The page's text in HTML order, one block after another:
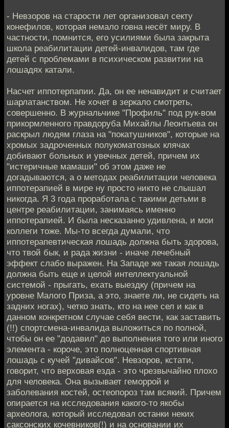
- Невзоров на старости лет организовал секту
конефилов, которая немало говна несёт миру. В
частности, помнится, его усилиями была закрыта
школа реабилитации детей-инвалидов, там где
детей с проблемами в психическом развитии на
лошадях катали.
Насчет иппотерпапии. Да, он ее ненавидит и считает
шарлатанством. Не хочет в зеркало смотреть,
совершенно. В журнальчике "Профиль" под рук-вом
прикормленного правдоруба Михайлы Леонтьева он
раскрыл людям глаза на "покатушников", которые на
хромых задроченных полукоматозных клячах
добивают больных и увечных детей, причем их
"истеричные мамаши" об этом даже не
догадываются, а о методах реабилитации человека
иппотерапией в мире ну просто никто не слышал
никогда. Я 3 года проработала с такими детьми в
центре реабилитации, занимаясь именно
иппотерапией. И была несказанно удивлена, и мои
коллеги тоже. Мы-то всегда думали, что
иппотерапевтическая лошадь должна быть здорова,
что твой бык, и рада жизни - иначе лечебный
эффект слабо выражен. На Западе же такая лошадь
должна быть еще и целой интеллектуальной
системой - прыгать, ехать выездку (причем на
уровне Малого Приза, а это, знаете ли, не сидеть на
задних ногах), четко знать, кто на нее сел и как в
данном конкретном случае себя вести, как заставить
(!!) спортсмена-инвалида выложиться по полной,
чтобы он ее "додавил" до выполнения того или иного
элемента - короче, это полноценная спортивная
лошадь с кучей "дивайсов". Невзоров, кстати,
говорит, что верховая езда - это чрезвычайно плохо
для человека. Она вызывает геморрой и
заболевания костей, остеопороз там всякий. Причем
опирается на исследования какого-то якобы
археолога, который исследовал останки неких
саксонских кочевников(!) и на основании их